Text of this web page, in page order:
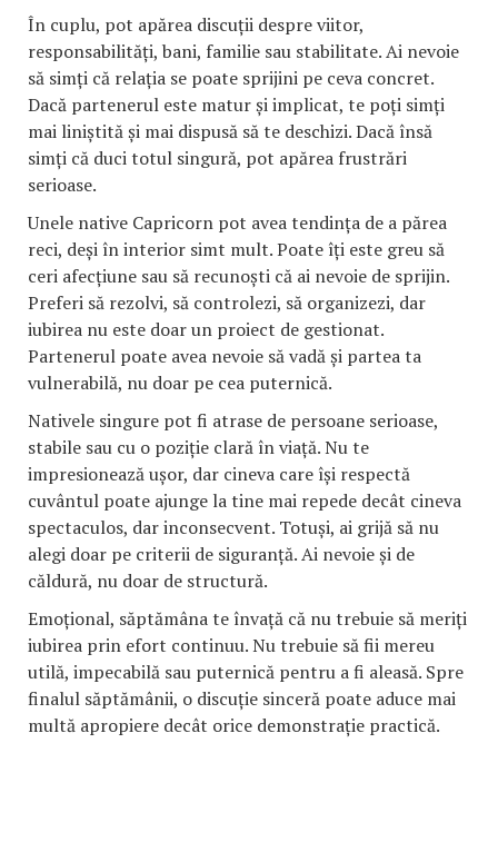
În cuplu, pot apărea discuții despre viitor,
responsabilități, bani, familie sau stabilitate. Ai nevoie
să simți că relația se poate sprijini pe ceva concret.
Dacă partenerul este matur și implicat, te poți simți
mai liniștită și mai dispusă să te deschizi. Dacă însă
simți că duci totul singură, pot apărea frustrări
serioase.
Unele native Capricorn pot avea tendința de a părea
reci, deși în interior simt mult. Poate îți este greu să
ceri afecțiune sau să recunoști că ai nevoie de sprijin.
Preferi să rezolvi, să controlezi, să organizezi, dar
iubirea nu este doar un proiect de gestionat.
Partenerul poate avea nevoie să vadă și partea ta
vulnerabilă, nu doar pe cea puternică.
Nativele singure pot fi atrase de persoane serioase,
stabile sau cu o poziție clară în viață. Nu te
impresionează ușor, dar cineva care își respectă
cuvântul poate ajunge la tine mai repede decât cineva
spectaculos, dar inconsecvent. Totuși, ai grijă să nu
alegi doar pe criterii de siguranță. Ai nevoie și de
căldură, nu doar de structură.
Emoțional, săptămâna te învață că nu trebuie să meriți
iubirea prin efort continuu. Nu trebuie să fii mereu
utilă, impecabilă sau puternică pentru a fi aleasă. Spre
finalul săptămânii, o discuție sinceră poate aduce mai
multă apropiere decât orice demonstrație practică.